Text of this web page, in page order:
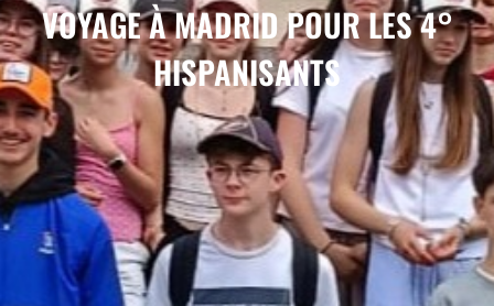
VOYAGE À MADRID POUR LES 4°
HISPANISANTS